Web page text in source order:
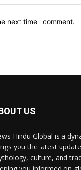
next time I comment.
US
Hindu Global is a
you the latest
culture, and